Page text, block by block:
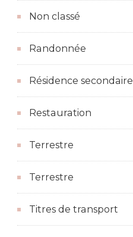
Non classé
Randonnée
Résidence secondaire
Restauration
Terrestre
Terrestre
Titres de transport